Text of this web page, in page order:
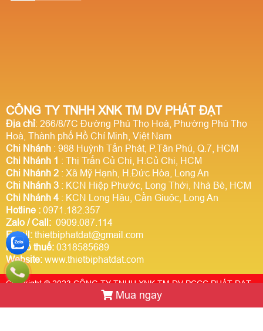
Mua ngay
CÔNG TY TNHH XNK TM DV PHÁT ĐẠT
Địa chỉ: 266/8/7C Đường Phú Thọ Hoà, Phường Phú Thọ
Hoà, Thành phố Hồ Chí Minh, Việt Nam
Chi Nhánh : 988 Huỳnh Tấn Phát, P.Tân Phú, Q.7, HCM
Chi Nhánh 1 : Thị Trấn Củ Chi, H.Củ Chi, HCM
Chi Nhánh 2 : Xã Mỹ Hạnh, H.Đức Hòa, Long An
Chi Nhánh 3 : KCN Hiệp Phước, Long Thới, Nhà Bè, HCM
Chi Nhánh 4 : KCN Long Hậu, Cần Giuộc, Long An
Hotline : 0971.182.357
Zalo / Call: 0909.087.114
Email: thietbiphatdat@gmail.com
Mã số thuế: 0318585689
Website: www.thietbiphatdat.com
Copyright © 2023 CÔNG TY TNHH XNK TM DV PCCC PHÁT ĐẠT.
Thiết kế website Webso.vn
Trực tuyến:6 Hôm nay:1460014 Tuần này:0